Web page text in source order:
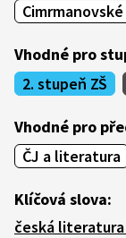
Vhodné pro
2. stupeň ZŠ
Vhodné pro
ČJ a literatura
Klíčová slova:
česká